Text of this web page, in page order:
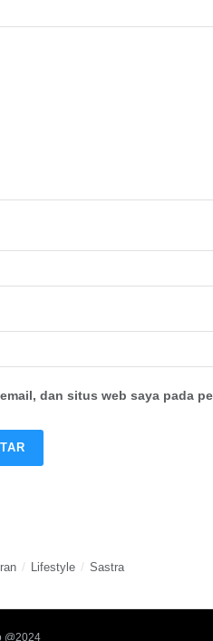
dan situs web saya pada
Lifestyle Sastra
@2024